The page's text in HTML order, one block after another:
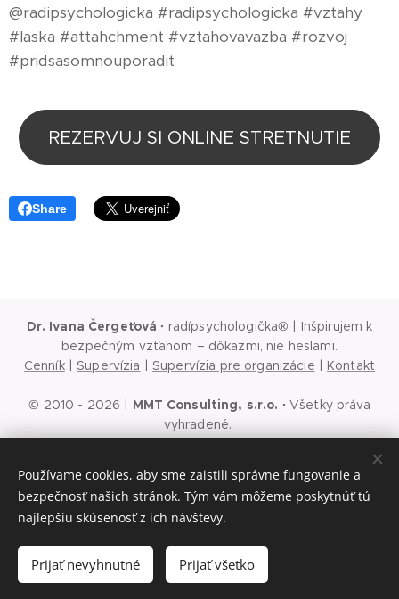
@radipsychologicka #radipsychologicka #vztahy
#laska #attahchment #vztahovavazba #rozvoj
#pridsasomnouporadit
REZERVUJ SI ONLINE STRETNUTIE
Share
Dr. Ivana Čergeťová · radípsychologička® | Inšpirujem k
bezpečným vzťahom – dôkazmi, nie heslami.
Cenník|Supervízia |Supervízia pre organizácie | Kontakt
© 2010 - 2026 | MMT Consulting, s.r.o. · Všetky práva
vyhradené.
Všeobecné
obchodné podmienky
Prvý krok je rozhovor
Jazyky
Slovenčina
English
Používame cookies, aby sme zaistili správne fungovanie a
bezpečnosť našich stránok. Tým vám môžeme poskytnúť tú
najlepšiu skúsenosť z ich návštevy.
Prijať nevyhnutné Prijať všetko